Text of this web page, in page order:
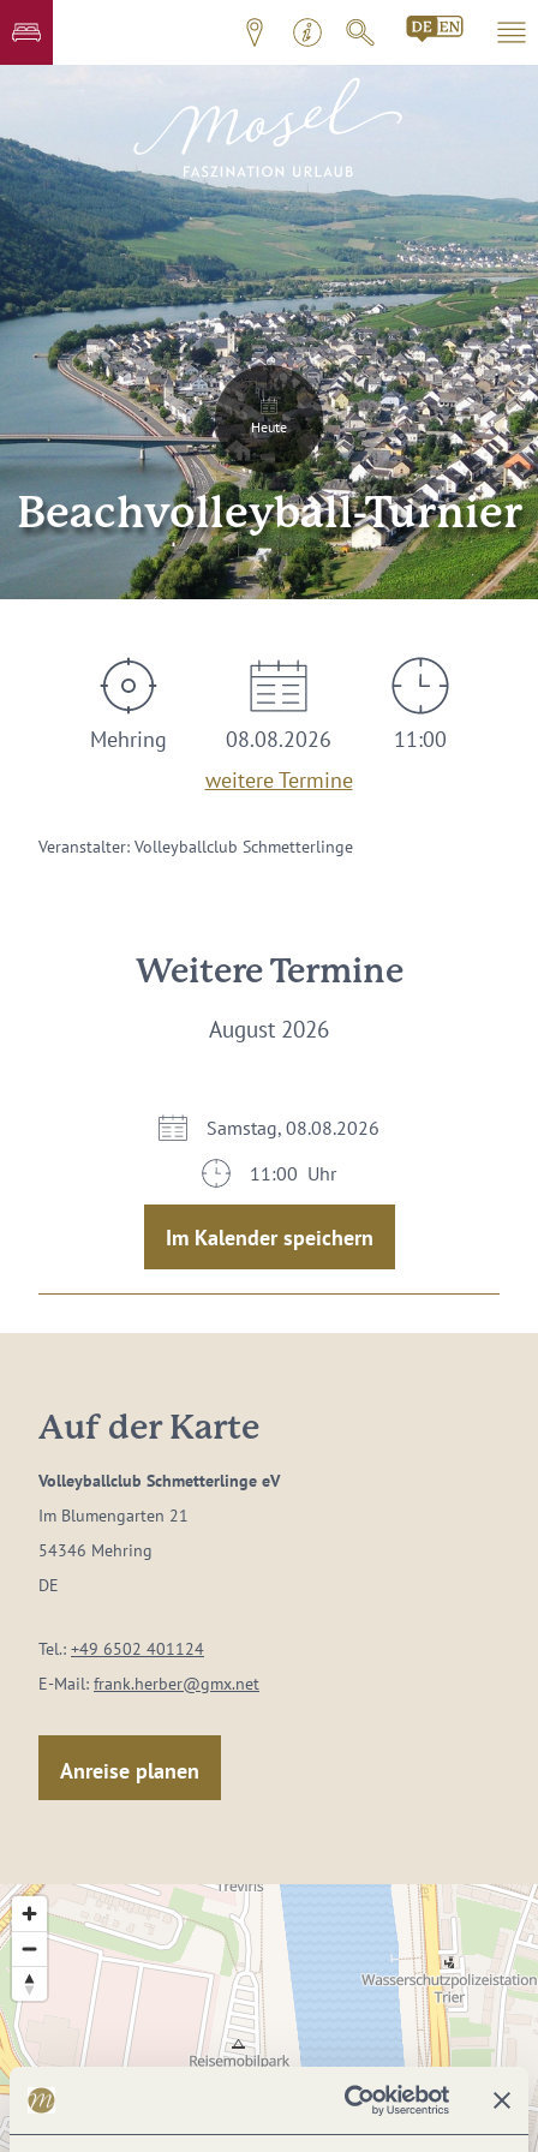
Heute
Beachvolleyball-Turnier
Mehring
08.08.2026
weitere Termine
11:00
Veranstalter: Volleyballclub Schmetterlinge
Weitere Termine
August 2026
Samstag, 08.08.2026
11:00 Uhr
Im Kalender speichern
Auf der Karte
Volleyballclub Schmetterlinge eV
Im Blumengarten 21
54346 Mehring
DE
Tel.: +49 6502 401124
E-Mail: frank.herber@gmx.net
Anreise planen